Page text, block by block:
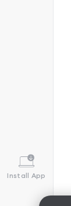
Install App